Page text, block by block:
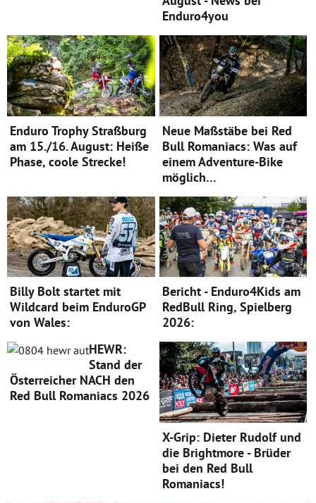
Enduro4you
Enduro Trophy Straßburg
am 15./16. August: Heiße
Phase, coole Strecke!
Neue Maßstäbe bei Red
Bull Romaniacs: Was auf
einem Adventure-Bike
möglich…
Billy Bolt startet mit
Wildcard beim EnduroGP
von Wales:
Bericht - Enduro4Kids am
RedBull Ring, Spielberg
2026:
HEWR:
Stand der
Österreicher NACH den
Red Bull Romaniacs 2026
X-Grip: Dieter Rudolf und
die Brightmore - Brüder
bei den Red Bull
Romaniacs!